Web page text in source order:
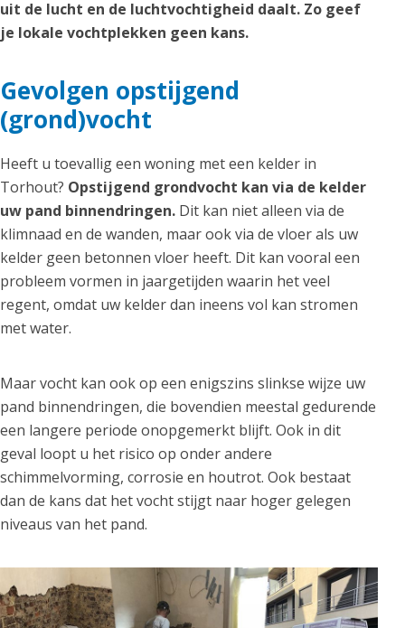
uit de lucht en de luchtvochtigheid daalt. Zo geef
je lokale vochtplekken geen kans.
Gevolgen opstijgend
(grond)vocht
Heeft u toevallig een woning met een kelder in
Torhout? Opstijgend grondvocht kan via de kelder
uw pand binnendringen. Dit kan niet alleen via de
klimnaad en de wanden, maar ook via de vloer als uw
kelder geen betonnen vloer heeft. Dit kan vooral een
probleem vormen in jaargetijden waarin het veel
regent, omdat uw kelder dan ineens vol kan stromen
met water.
Maar vocht kan ook op een enigszins slinkse wijze uw
pand binnendringen, die bovendien meestal gedurende
een langere periode onopgemerkt blijft. Ook in dit
geval loopt u het risico op onder andere
schimmelvorming, corrosie en houtrot. Ook bestaat
dan de kans dat het vocht stijgt naar hoger gelegen
niveaus van het pand.